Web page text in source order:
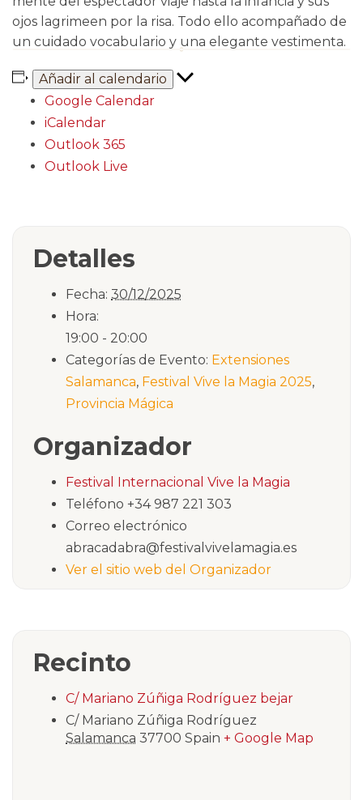
ojos lagrimeen por la risa. Todo ello acompañado de
un cuidado vocabulario y una elegante vestimenta.
Añadir al calendario
Google Calendar
iCalendar
Outlook 365
Outlook Live
Detalles
Fecha: 30/12/2025
Hora:
19:00 - 20:00
Categorías de Evento: Extensiones
Salamanca, Festival Vive la Magia 2025,
Provincia Mágica
Organizador
Festival Internacional Vive la Magia
Teléfono +34 987 221 303
Correo electrónico
abracadabra@festivalvivelamagia.es
Ver el sitio web del Organizador
Recinto
C/ Mariano Zúñiga Rodríguez bejar
C/ Mariano Zúñiga Rodríguez
Salamanca 37700 Spain + Google Map